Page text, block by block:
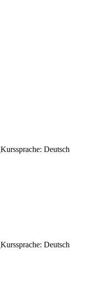
Kurssprache: Deutsch
Kurssprache: Deutsch